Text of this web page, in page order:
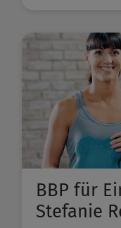
BBP für
Stefanie